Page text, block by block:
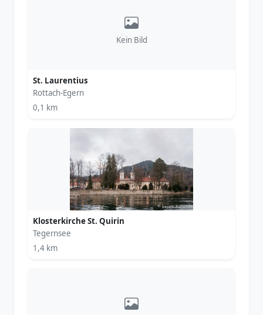
Kein Bild
St. Laurentius
Rottach-Egern
0,1 km
Klosterkirche St. Quirin
Tegernsee
1,4 km